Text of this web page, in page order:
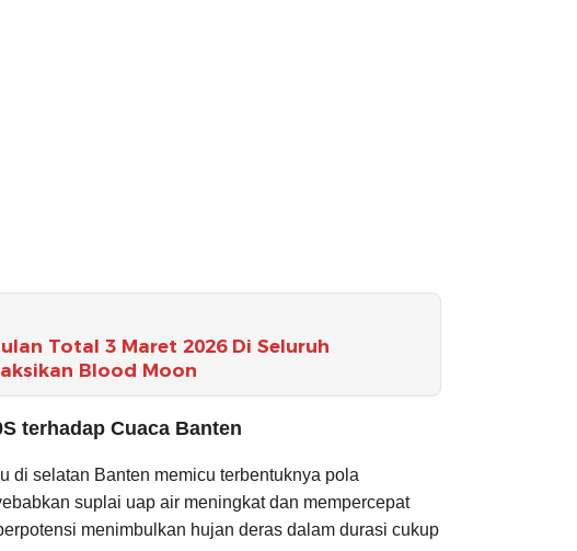
Total 3 Maret 2026 Di Seluruh
Blood Moon
terhadap Cuaca Banten
di selatan Banten memicu terbentuknya pola
suplai uap air meningkat dan mempercepat
menimbulkan hujan deras dalam durasi cukup